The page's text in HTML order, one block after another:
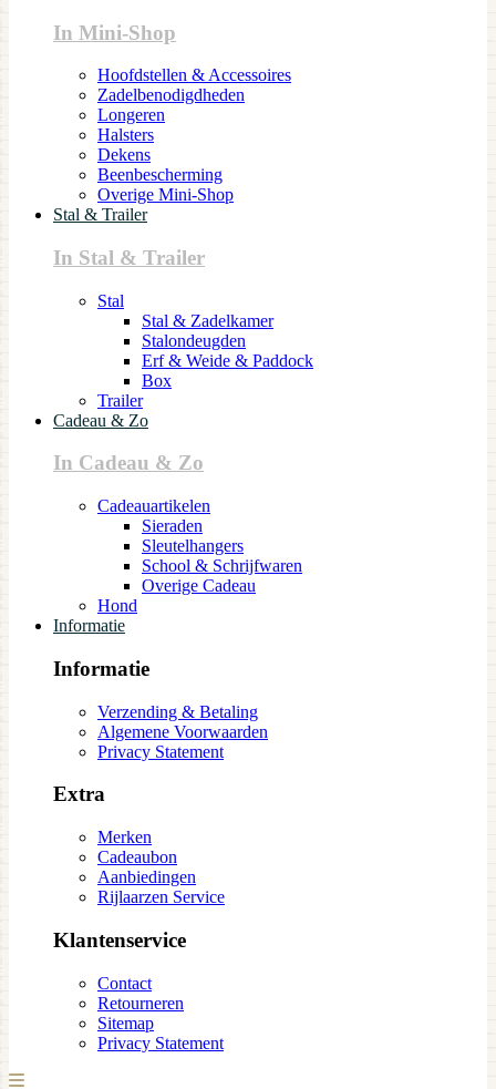
In Mini-Shop
Hoofdstellen & Accessoires
Zadelbenodigdheden
Longeren
Halsters
Dekens
Beenbescherming
Overige Mini-Shop
Stal & Trailer
In Stal & Trailer
Stal
Stal & Zadelkamer
Stalondeugden
Erf & Weide & Paddock
Box
Trailer
Cadeau & Zo
In Cadeau & Zo
Cadeauartikelen
Sieraden
Sleutelhangers
School & Schrijfwaren
Overige Cadeau
Hond
Informatie
Informatie
Verzending & Betaling
Algemene Voorwaarden
Privacy Statement
Extra
Merken
Cadeaubon
Aanbiedingen
Rijlaarzen Service
Klantenservice
Contact
Retourneren
Sitemap
Privacy Statement